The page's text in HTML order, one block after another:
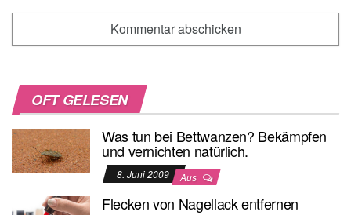
OFT GELESEN
Was tun bei Bettwanzen? Bekämpfen
und vernichten natürlich.
8. Juni 2009 Aus
Flecken von Nagellack entfernen